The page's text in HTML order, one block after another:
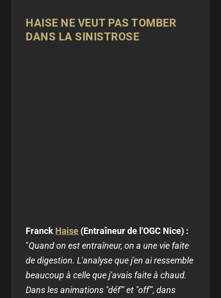
HAISE NE VEUT PAS TOMBER
DANS LA SINISTROSE
Franck Haise (Entraîneur de l'OGC Nice) :
"Quand on est entraîneur, on a une vie faite
de digestion. L'analyse que j'en ai ressemble
beaucoup à celle que j'avais faite à chaud.
Dans les animations "déf'" et "off'", dans